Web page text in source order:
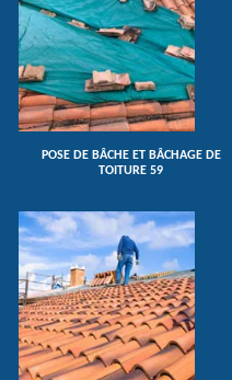
POSE DE BÂCHE ET BÂCHAGE DE
TOITURE 59